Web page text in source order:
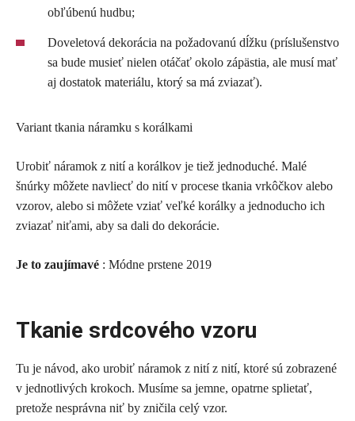
obľúbenú hudbu;
Doveletová dekorácia na požadovanú dĺžku (príslušenstvo
sa bude musieť nielen otáčať okolo zápästia, ale musí mať
aj dostatok materiálu, ktorý sa má zviazať).
Variant tkania náramku s korálkami
Urobiť náramok z nití a korálkov je tiež jednoduché. Malé
šnúrky môžete navliecť do nití v procese tkania vrkôčkov alebo
vzorov, alebo si môžete vziať veľké korálky a jednoducho ich
zviazať niťami, aby sa dali do dekorácie.
Je to zaujímavé : Módne prstene 2019
Tkanie srdcového vzoru
Tu je návod, ako urobiť náramok z nití z nití, ktoré sú zobrazené
v jednotlivých krokoch. Musíme sa jemne, opatrne splietať,
pretože nesprávna niť by zničila celý vzor.